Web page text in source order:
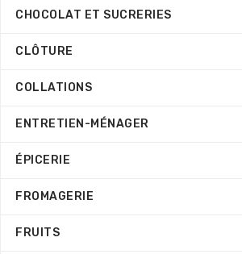
CHOCOLAT ET SUCRERIES
CLÔTURE
COLLATIONS
ENTRETIEN-MÉNAGER
ÉPICERIE
FROMAGERIE
FRUITS